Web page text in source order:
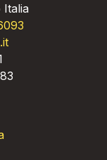
Italia